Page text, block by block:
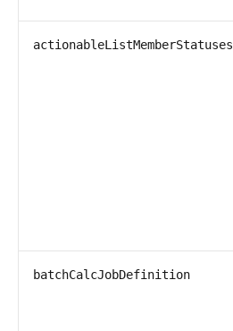
actionableListMemberStatuses
batchCalcJobDefinition